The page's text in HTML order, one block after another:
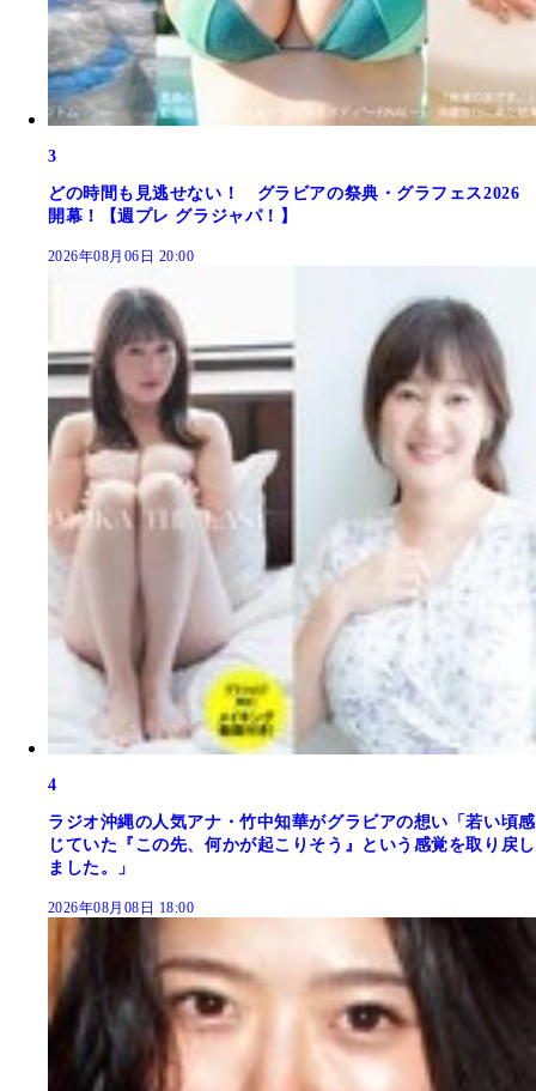
3
どの時間も見逃せない！ グラビアの祭典・グラフェス2026
開幕！【週プレ グラジャパ！】
2026年08月06日 20:00
4
ラジオ沖縄の人気アナ・竹中知華がグラビアの想い「若い頃感
じていた『この先、何かが起こりそう』という感覚を取り戻し
ました。」
2026年08月08日 18:00